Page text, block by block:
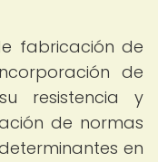
fabricación de
de
resistencia y
de normas
en